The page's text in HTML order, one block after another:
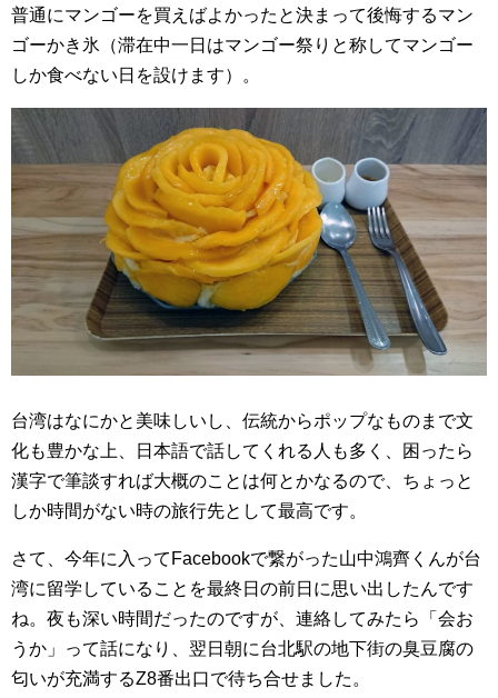
普通にマンゴーを買えばよかったと決まって後悔するマン
ゴーかき氷（滞在中一日はマンゴー祭りと称してマンゴー
しか食べない日を設けます）。
台湾はなにかと美味しいし、伝統からポップなものまで文
化も豊かな上、日本語で話してくれる人も多く、困ったら
漢字で筆談すれば大概のことは何とかなるので、ちょっと
しか時間がない時の旅行先として最高です。
さて、今年に入ってFacebookで繋がった山中鴻齊くんが台
湾に留学していることを最終日の前日に思い出したんです
ね。夜も深い時間だったのですが、連絡してみたら「会お
うか」って話になり、翌日朝に台北駅の地下街の臭豆腐の
匂いが充満するZ8番出口で待ち合せました。